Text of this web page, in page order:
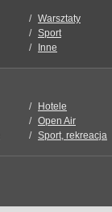
Warsztaty
Sport
Inne
Hotele
Open Air
Sport, rekreacja